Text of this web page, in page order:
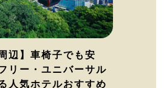
辺】車椅子でも安
リー・ユニバーサル
人気ホテルおすすめ